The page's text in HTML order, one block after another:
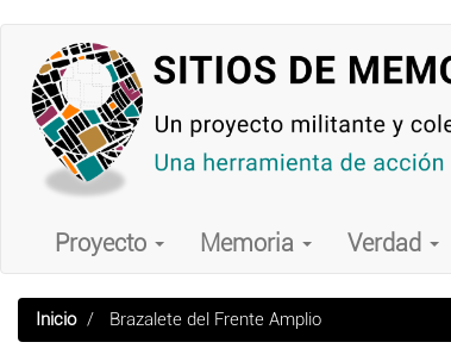
contenido
principal
Main
navigation
Proyecto Memoria Verdad
Inicio Brazalete del Frente Amplio